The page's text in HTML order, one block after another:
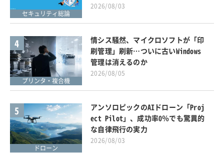
セキュリティ総論
2026/08/03
4
プリンタ・複合機
情シス騒然、マイクロソフトが「印
刷管理」刷新…ついに古いWindows
管理は消えるのか
2026/08/05
5
ドローン
アンソロピックのAIドローン「Proj
ect Pilot」、成功率0％でも驚異的
な自律飛行の実力
2026/08/03